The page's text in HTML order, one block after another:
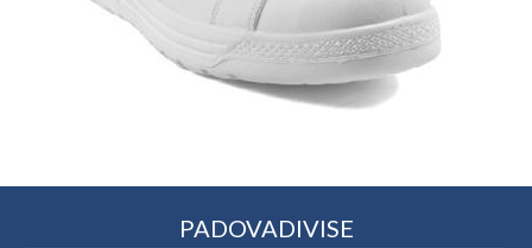
PADOVADIVISE